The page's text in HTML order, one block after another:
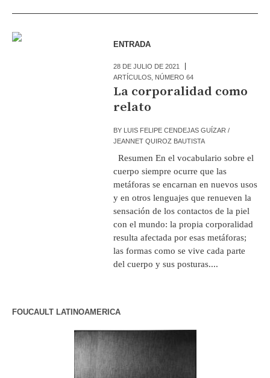
ENTRADA
28 DE JULIO DE 2021
ARTÍCULOS NÚMERO 64
La corporalidad como
relato
BY LUIS FELIPE CENDEJAS GUÍZAR /
JEANNET QUIROZ BAUTISTA
Resumen En el vocabulario sobre el
cuerpo siempre ocurre que las
metáforas se encarnan en nuevos usos
y en otros lenguajes que renueven la
sensación de los contactos de la piel
con el mundo: la propia corporalidad
resulta afectada por esas metáforas;
las formas como se vive cada parte
del cuerpo y sus posturas....
FOUCAULT LATINOAMERICA